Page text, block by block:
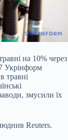
на 10% через
Укрінформ
травні
змусили їх
Reuters.